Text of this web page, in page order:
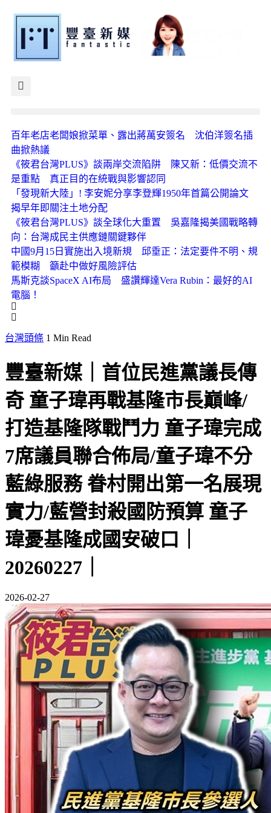
百年老店老闆娘掀菜單、露出蔣萬安簽名 沈伯洋簽名插
曲掀熱議
《筱君台灣PLUS》談兩岸交流陷阱 陳又新：低價交流不
是重點 真正目的在統戰與影響認同
「發現新大陸」! 李安妮分享李登輝1950年首篇公開論文
揭早年即關注土地分配
《筱君台灣PLUS》談全球化大重置 吳嘉隆揭美國戰略轉
向：台灣成民主供應鏈關鍵夥伴
中國9月15日實施出入境新規 邱垂正：法定要件不明、規
範模糊 籲赴中做好風險評估
馬斯克談SpaceX AI布局 盛讚輝達Vera Rubin：最好的AI
電腦！
台灣頭條 1 Min Read
豐臺新媒｜首位民進黨議長傳
奇 童子瑋再戰基隆市長巔峰/
打造基隆隊戰鬥力 童子瑋完成
7席議員聯合佈局/童子瑋不分
藍綠服務 眷村開出第一名展現
實力/藍營封殺國防預算 童子
瑋憂基隆成國安破口｜
20260227｜
2026-02-27